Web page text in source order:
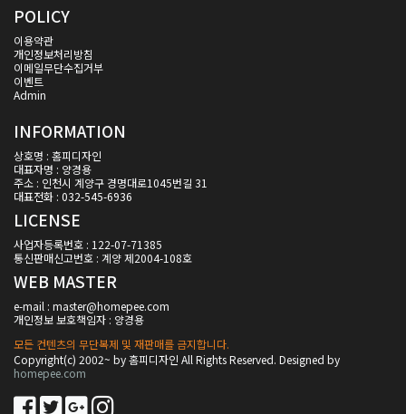
POLICY
이용약관
개인정보처리방침
이메일무단수집거부
이벤트
Admin
INFORMATION
상호명 : 홈피디자인
대표자명 : 양경용
주소 : 인천시 계양구 경명대로1045번길 31
대표전화 : 032-545-6936
LICENSE
사업자등록번호 : 122-07-71385
통신판매신고번호 : 계양 제2004-108호
WEB MASTER
e-mail : master@homepee.com
개인정보 보호책임자 : 양경용
모든 컨텐츠의 무단복제 및 재판매를 금지합니다.
Copyright(c) 2002~ by 홈피디자인 All Rights Reserved. Designed by
homepee.com